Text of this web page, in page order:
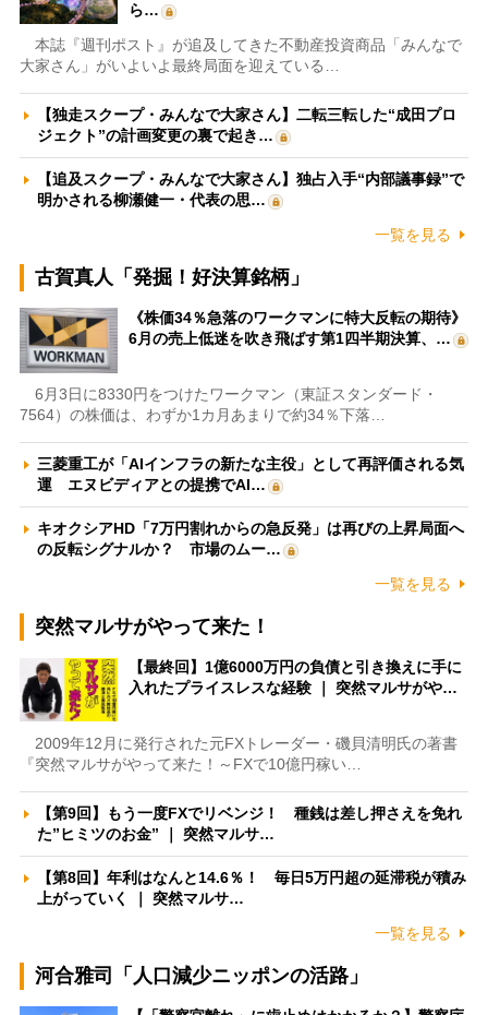
ら…
本誌『週刊ポスト』が追及してきた不動産投資商品「みんなで
大家さん」がいよいよ最終局面を迎えている…
【独走スクープ・みんなで大家さん】二転三転した“成田プロ
ジェクト”の計画変更の裏で起き…
【追及スクープ・みんなで大家さん】独占入手“内部議事録”で
明かされる柳瀬健一・代表の思…
一覧を見る
古賀真人「発掘！好決算銘柄」
《株価34％急落のワークマンに特大反転の期待》
6月の売上低迷を吹き飛ばす第1四半期決算、…
6月3日に8330円をつけたワークマン（東証スタンダード・
7564）の株価は、わずか1カ月あまりで約34％下落…
三菱重工が「AIインフラの新たな主役」として再評価される気
運 エヌビディアとの提携でAI…
キオクシアHD「7万円割れからの急反発」は再びの上昇局面へ
の反転シグナルか？ 市場のムー…
一覧を見る
突然マルサがやって来た！
【最終回】1億6000万円の負債と引き換えに手に
入れたプライスレスな経験 ｜ 突然マルサがや…
2009年12月に発行された元FXトレーダー・磯貝清明氏の著書
『突然マルサがやって来た！～FXで10億円稼い…
【第9回】もう一度FXでリベンジ！ 種銭は差し押さえを免れ
た”ヒミツのお金” ｜ 突然マルサ…
【第8回】年利はなんと14.6％！ 毎日5万円超の延滞税が積み
上がっていく ｜ 突然マルサ…
一覧を見る
河合雅司「人口減少ニッポンの活路」